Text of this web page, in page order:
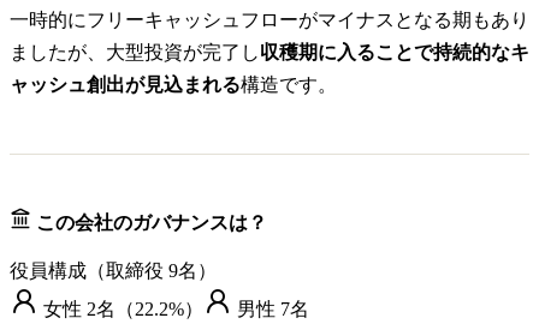
一時的にフリーキャッシュフローがマイナスとなる期もあり
ましたが、大型投資が完了し収穫期に入ることで持続的なキ
ャッシュ創出が見込まれる構造です。
この会社のガバナンスは？
役員構成（取締役 9名）
女性 2名（22.2%） 男性 7名